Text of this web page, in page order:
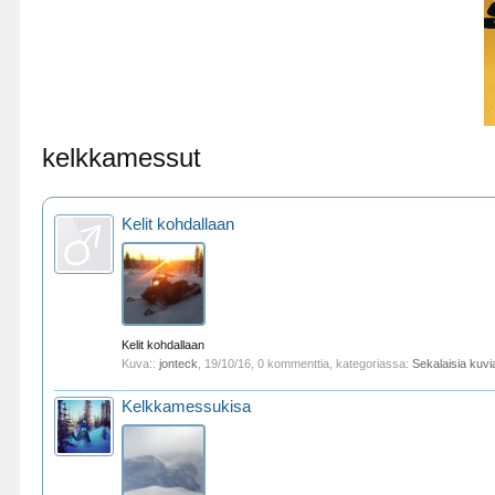
kelkkamessut
Kelit kohdallaan
Kelit kohdallaan
Kuva::jonteck 19/10/16 , 0 kommenttia, kategoriassa:Sekalaisia
Kelkkamessukisa